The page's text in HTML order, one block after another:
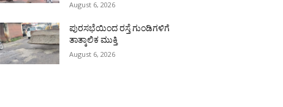
August 6, 2026
ಪುರಸಭೆಯಿಂದ ರಸ್ತೆ ಗುಂಡಿಗಳಿಗೆ
ತಾತ್ಕಾಲಿಕ ಮುಕ್ತಿ
August 6, 2026